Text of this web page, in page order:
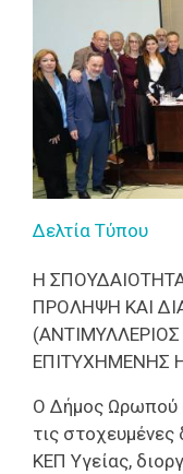
Δελτία Τύπου
Η
ΠΡΟΛΗΨΗ ΚΑΙ
ΕΠΙΤΥΧΗΜΕΝΗΣ
Ο Δήμος Ωρωπού
τις
ΚΕΠ Υγείας,